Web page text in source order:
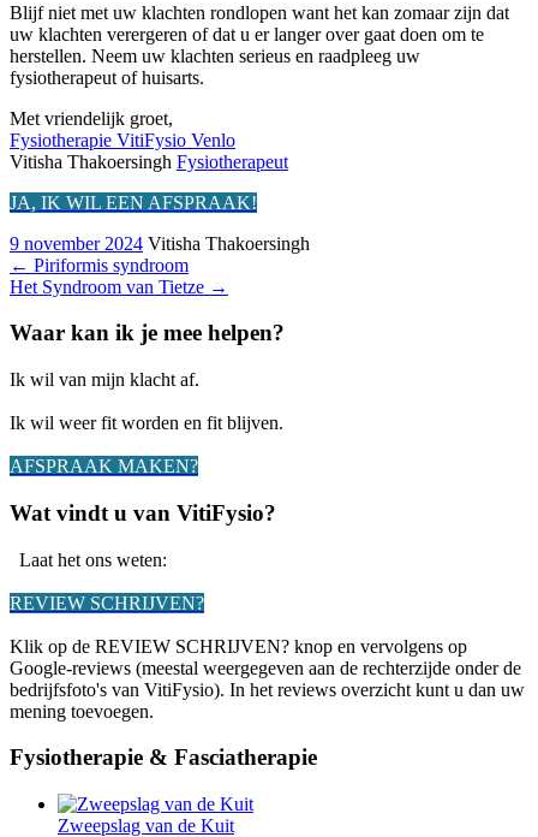
Blijf niet met uw klachten rondlopen want het kan zomaar zijn dat
uw klachten verergeren of dat u er langer over gaat doen om te
herstellen. Neem uw klachten serieus en raadpleeg uw
fysiotherapeut of huisarts.
Met vriendelijk groet,
Fysiotherapie VitiFysio Venlo
Vitisha Thakoersingh Fysiotherapeut
JA, IK WIL EEN AFSPRAAK!
9 november 2024 Vitisha Thakoersingh
← Piriformis syndroom
Het Syndroom van Tietze →
Waar kan ik je mee helpen?
Ik wil van mijn klacht af.
Ik wil weer fit worden en fit blijven.
AFSPRAAK MAKEN?
Wat vindt u van VitiFysio?
Laat het ons weten:
REVIEW SCHRIJVEN?
Klik op de REVIEW SCHRIJVEN? knop en vervolgens op
Google-reviews (meestal weergegeven aan de rechterzijde onder de
bedrijfsfoto's van VitiFysio). In het reviews overzicht kunt u dan uw
mening toevoegen.
Fysiotherapie & Fasciatherapie
Zweepslag van de Kuit